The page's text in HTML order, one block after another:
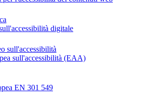
digitale
sull'accessibilità
sull'accessibilità (EAA)
EN 301 549